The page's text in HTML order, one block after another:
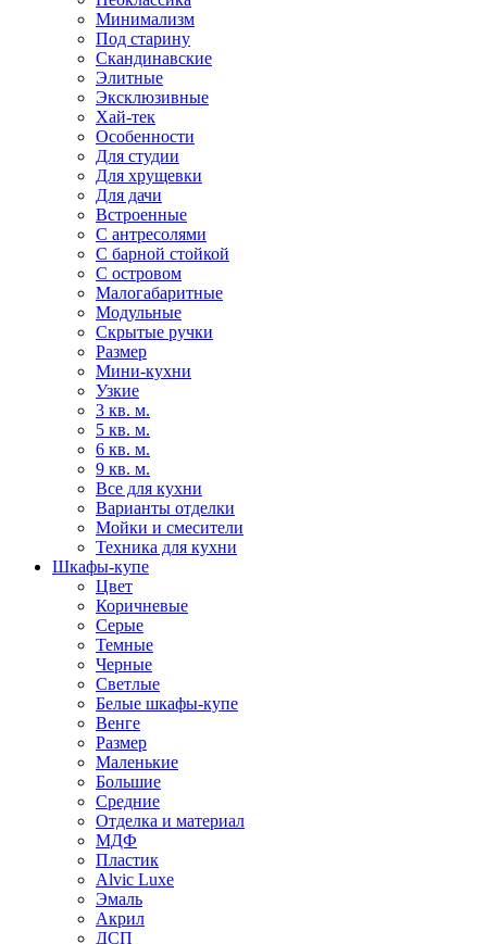
Минимализм
Под старину
Скандинавские
Элитные
Эксклюзивные
Хай-тек
Особенности
Для студии
Для хрущевки
Для дачи
Встроенные
С антресолями
С барной стойкой
С островом
Малогабаритные
Модульные
Скрытые ручки
Размер
Мини-кухни
Узкие
3 кв. м.
5 кв. м.
6 кв. м.
9 кв. м.
Все для кухни
Варианты отделки
Мойки и смесители
Техника для кухни
Шкафы-купе
Цвет
Коричневые
Серые
Темные
Черные
Светлые
Белые шкафы-купе
Венге
Размер
Маленькие
Большие
Средние
Отделка и материал
МДФ
Пластик
Alvic Luxe
Эмаль
Акрил
ДСП